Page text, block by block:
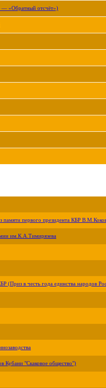
— «Обратный отсчёт»)
первого президента КБР
им.К.А.Тимирязева
(Приз в честь года единства народов
Кубани "Скаковое общество")